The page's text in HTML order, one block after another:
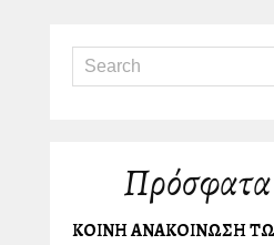
ΚΟΙΝΗ ΑΝΑΚΟΙΝΩΣΗ